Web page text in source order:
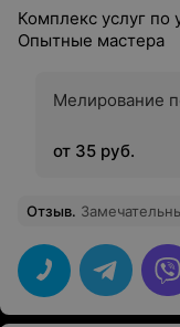
Комплекс услуг по
Опытные мастера
Мелирование
от 35 руб.
Отзыв.